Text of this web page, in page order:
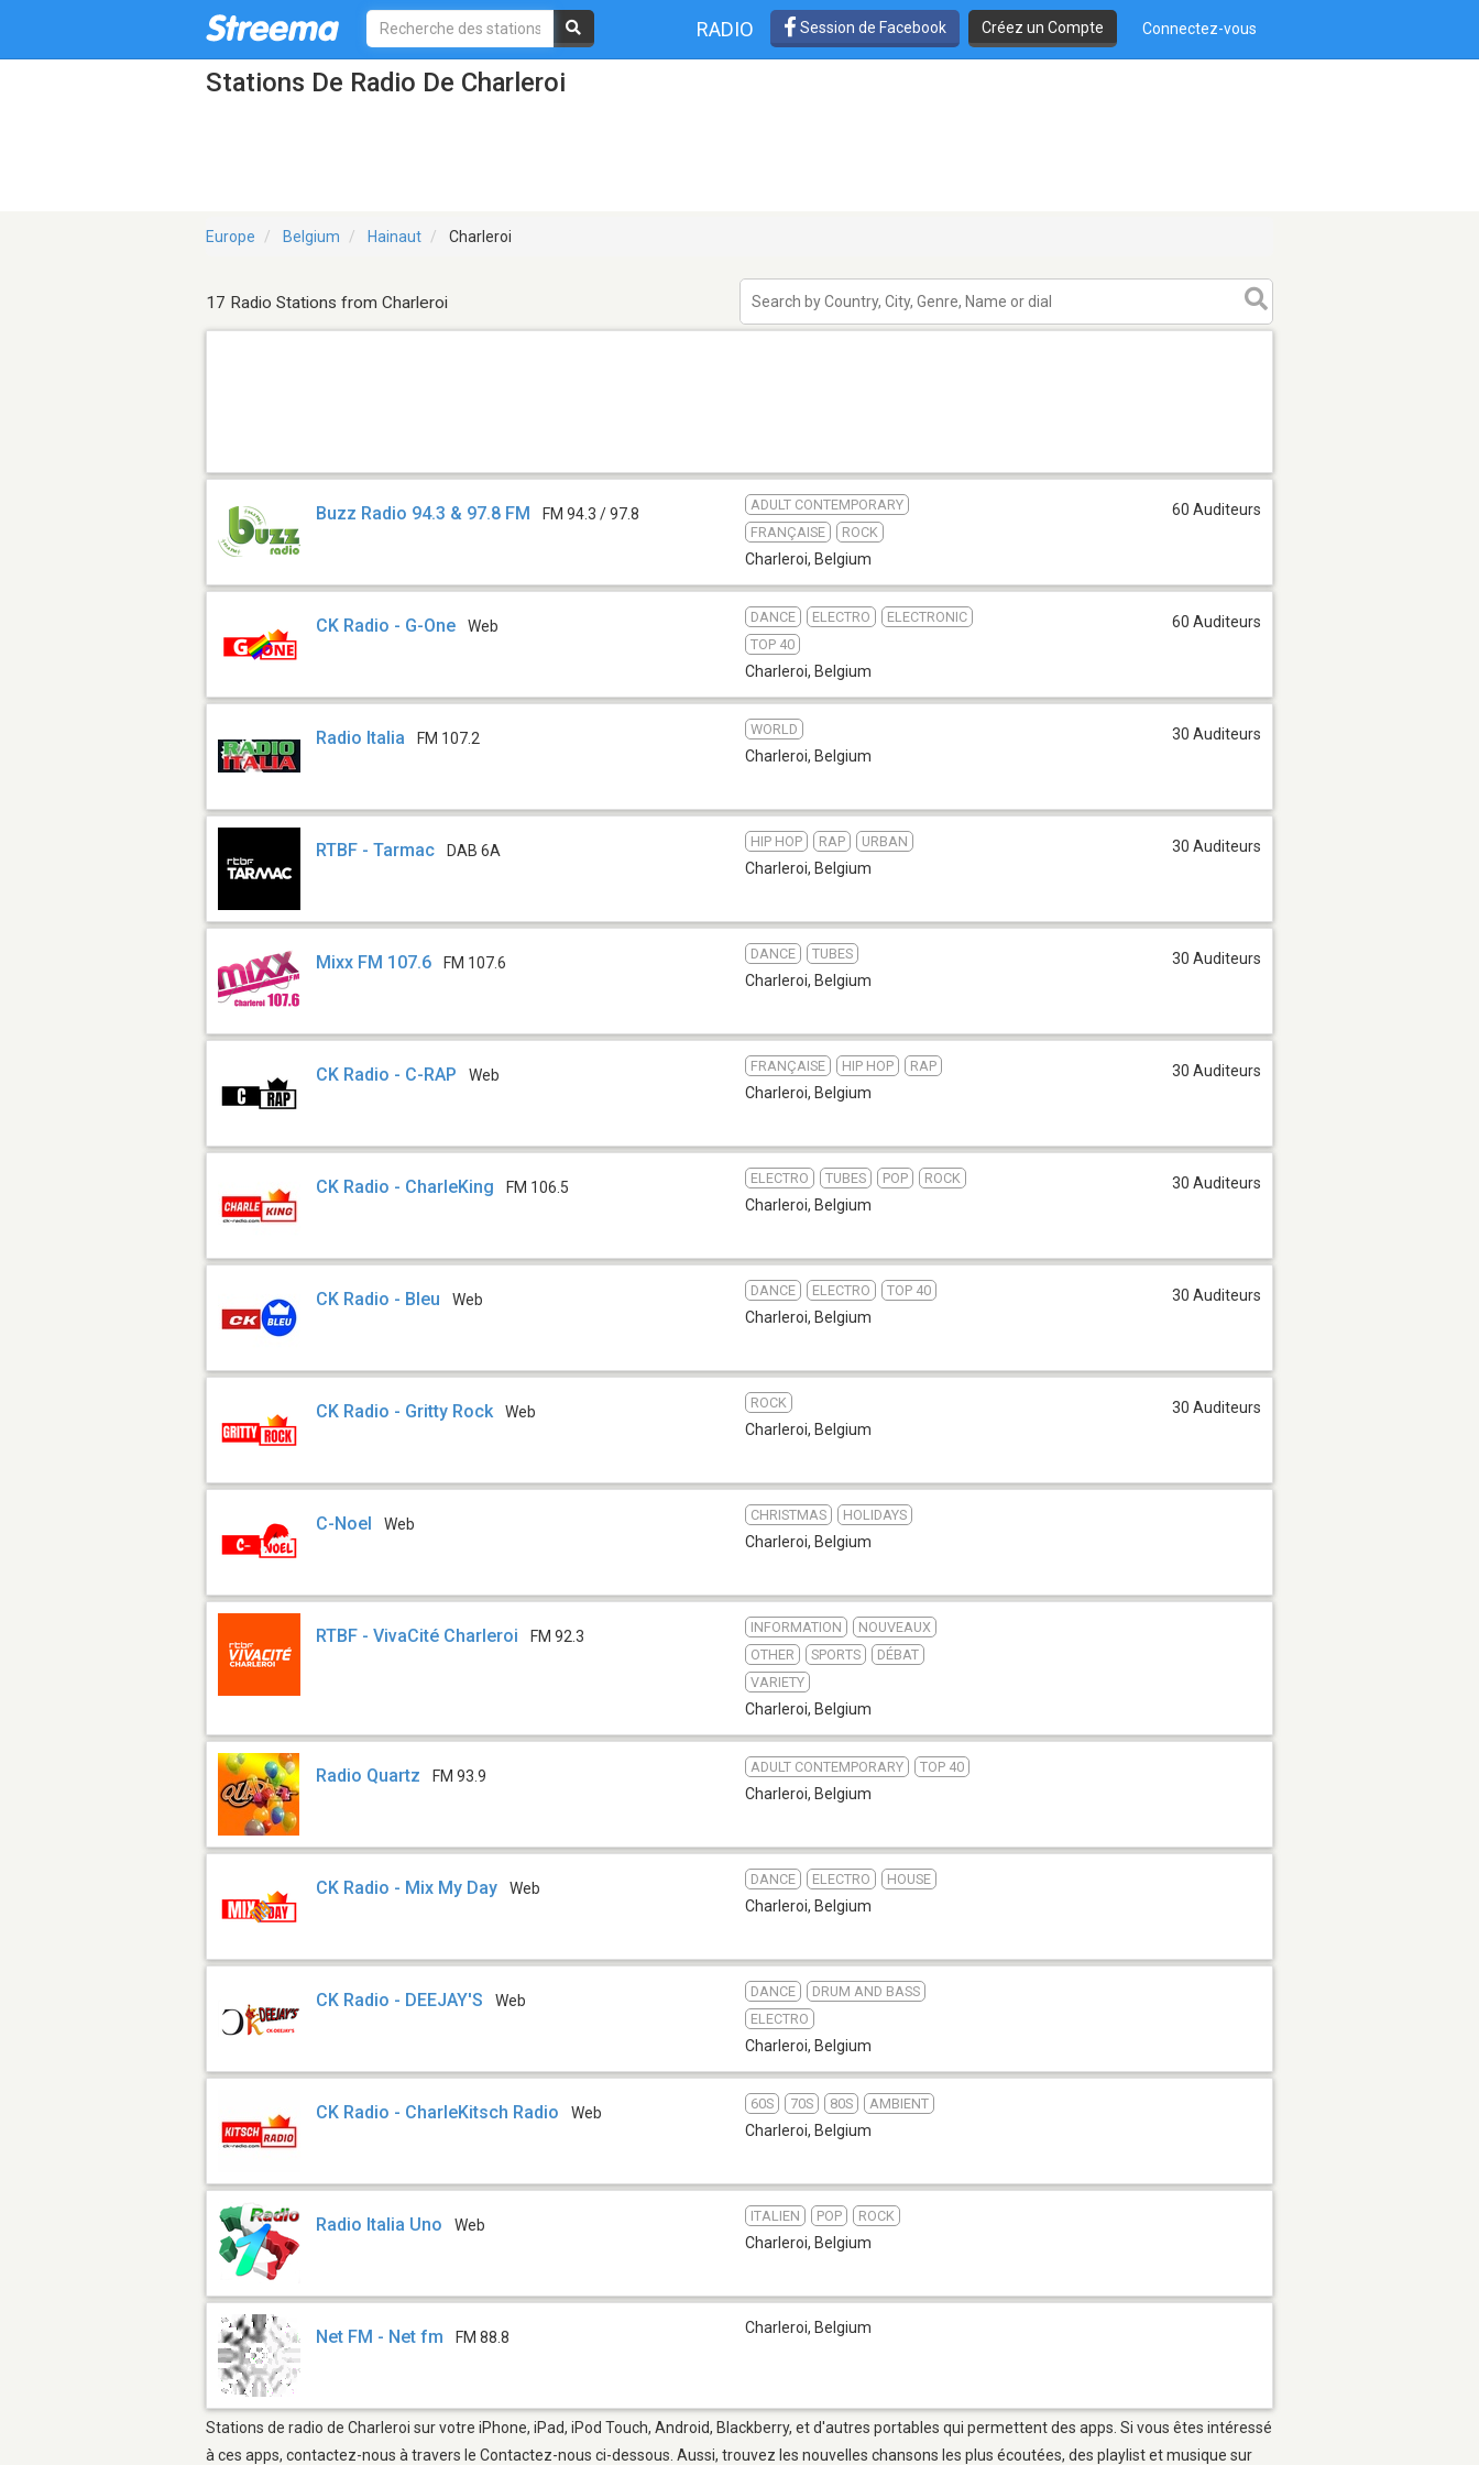
RADIO Session de Facebook Créez un Compte Connectez-vous
Stations De Radio De Charleroi
Europe Belgium Hainaut Charleroi
17 Radio Stations from Charleroi
Buzz Radio 94.3 & 97.8 FM FM 94.3 / 97.8
ADULT CONTEMPORARY
FRANÇAISE
ROCK
Charleroi, Belgium
60 Auditeurs
CK Radio - G-One Web
DANCE ELECTRO
ELECTRONIC
TOP 40
Charleroi, Belgium
60 Auditeurs
Radio Italia FM 107.2
WORLD
Charleroi, Belgium
30 Auditeurs
RTBF - Tarmac DAB 6A
HIP HOP RAP URBAN
Charleroi, Belgium
30 Auditeurs
Mixx FM 107.6 FM 107.6
DANCE TUBES
Charleroi, Belgium
30 Auditeurs
CK Radio - C-RAP Web
FRANÇAISE HIP HOP RAP
Charleroi, Belgium
30 Auditeurs
CK Radio - CharleKing FM 106.5
ELECTRO TUBES POP ROCK
Charleroi, Belgium
30 Auditeurs
CK Radio - Bleu Web
DANCE ELECTRO TOP 40
Charleroi, Belgium
30 Auditeurs
CK Radio - Gritty Rock Web
ROCK
Charleroi, Belgium
30 Auditeurs
C-Noel Web
CHRISTMAS HOLIDAYS
Charleroi, Belgium
RTBF - VivaCité Charleroi FM 92.3
INFORMATION
NOUVEAUX
OTHER
SPORTS
DÉBAT
VARIETY
Charleroi, Belgium
Radio Quartz FM 93.9
ADULT CONTEMPORARY TOP 40
Charleroi, Belgium
CK Radio - Mix My Day Web
DANCE ELECTRO HOUSE
Charleroi, Belgium
CK Radio - DEEJAY'S Web
DANCE
DRUM AND BASS
ELECTRO
Charleroi, Belgium
CK Radio - CharleKitsch Radio Web
60S 70S 80S AMBIENT
Charleroi, Belgium
Radio Italia Uno Web
ITALIEN POP ROCK
Charleroi, Belgium
Net FM - Net fm FM 88.8
Charleroi, Belgium
Stations de radio de Charleroi sur votre iPhone, iPad, iPod Touch, Android, Blackberry, et d'autres portables qui permettent des apps. Si vous êtes intéressé
à ces apps, contactez-nous à travers le Contactez-nous ci-dessous. Aussi, trouvez les nouvelles chansons les plus écoutées, des playlist et musique sur